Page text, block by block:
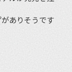
ありそうです